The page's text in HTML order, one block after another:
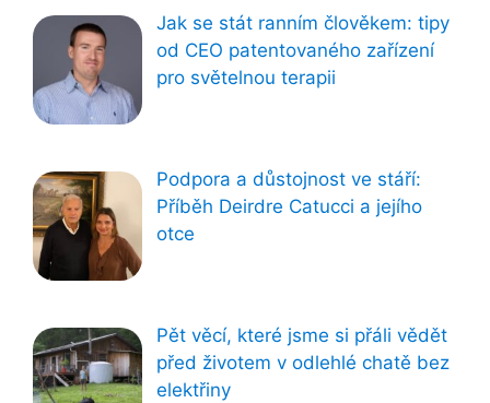
Jak se stát ranním člověkem: tipy
od CEO patentovaného zařízení
pro světelnou terapii
Podpora a důstojnost ve stáří:
Příběh Deirdre Catucci a jejího
otce
Pět věcí, které jsme si přáli vědět
před životem v odlehlé chatě bez
elektřiny